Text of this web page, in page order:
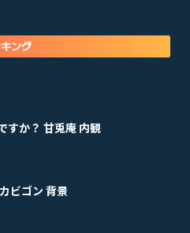
ング
すか？ 甘兎庵 内観
ビゴン 背景